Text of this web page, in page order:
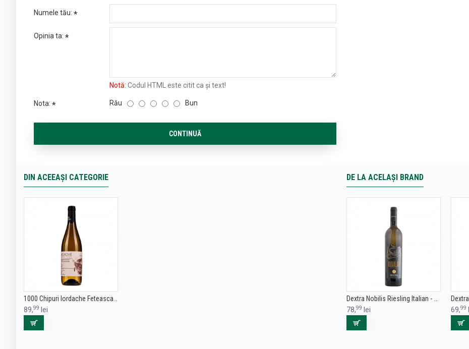
Numele tău:
Opinia ta:
Notă: Codul HTML este citit ca şi text!
Nota: Rău Bun
CONTINUĂ
DIN ACEEAȘI CATEGORIE
89,99 lei
DE LA ACELAȘI BRAND
78,99 lei
69,99